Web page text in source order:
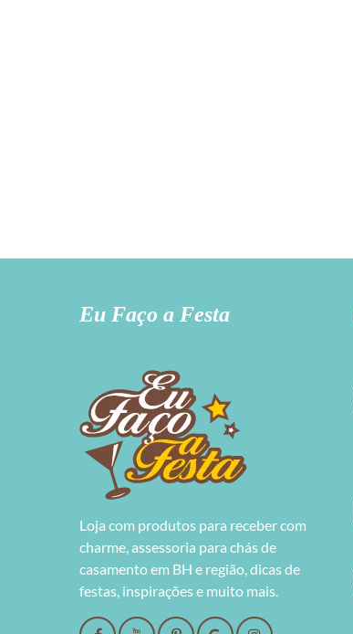
Eu Faço a Festa
Loja com produtos para receber com
charme, assessoria para chás de
casamento em BH e região, dicas de
festas, inspirações e muito mais.